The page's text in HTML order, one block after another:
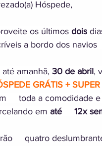
Hóspede,
os últimos dois
a bordo dos navios
até amanhã, 30 de abril,
GRÁTIS +
toda a comodidade
em até     12x
quatro